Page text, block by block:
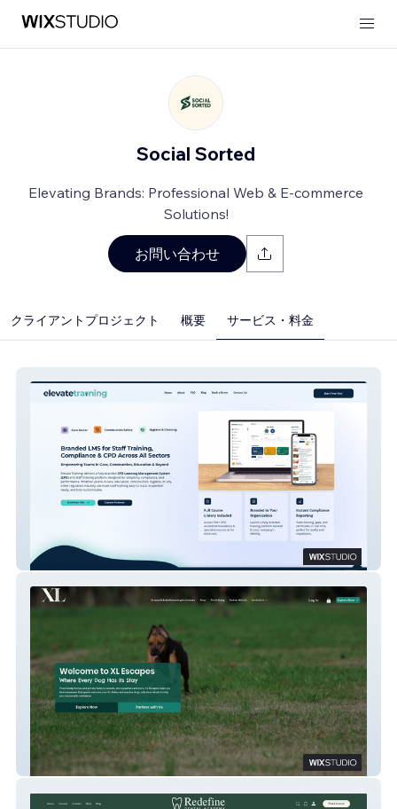
Social Sorted
Elevating Brands: Professional Web & E-commerce
Solutions!
お問い合わせ
クライアントプロジェクト 概要 サービス・料金
Elevate Training
XL Escapes